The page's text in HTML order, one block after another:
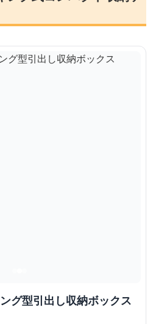
グ型引出し収納ボックス